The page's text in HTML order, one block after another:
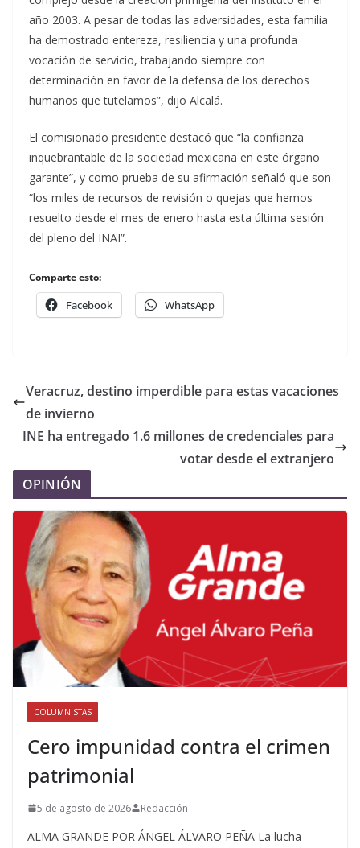
año 2003. A pesar de todas las adversidades, esta familia
ha demostrado entereza, resiliencia y una profunda
vocación de servicio, trabajando siempre con
determinación en favor de la defensa de los derechos
humanos que tutelamos”, dijo Alcalá.
El comisionado presidente destacó que “la confianza
inquebrantable de la sociedad mexicana en este órgano
garante”, y como prueba de su afirmación señaló que son
“los miles de recursos de revisión o quejas que hemos
resuelto desde el mes de enero hasta esta última sesión
del pleno del INAI”.
Comparte esto:
Facebook WhatsApp
Veracruz, destino imperdible para estas vacaciones
de invierno
INE ha entregado 1.6 millones de credenciales para
votar desde el extranjero
OPINIÓN
COLUMNISTAS
Cero impunidad contra el crimen
patrimonial
5 de agosto de 2026 Redacción
ALMA GRANDE POR ÁNGEL ÁLVARO PEÑA La lucha